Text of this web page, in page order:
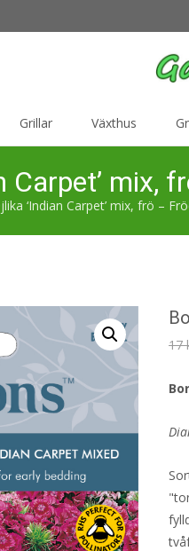
Grillar Växthus
Carpet’ mix,
‘Indian Carpet’ mix, frö –
17